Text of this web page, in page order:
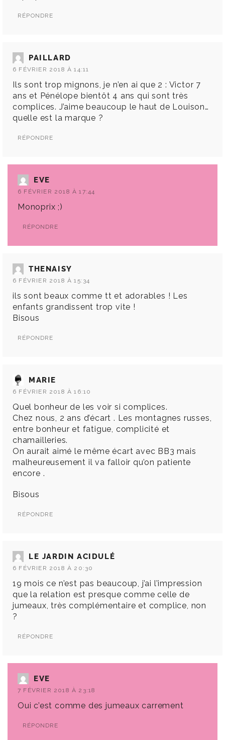
RÉPONDRE
PAILLARD
6 FÉVRIER 2018 À 14:11
Ils sont trop mignons, je n’en ai que 2 : Victor 7
ans et Pénélope bientôt 4 ans qui sont très
complices. J’aime beaucoup le haut de Louison…
quelle est la marque ?
RÉPONDRE
EVE
6 FÉVRIER 2018 À 17:44
Monoprix ;)
RÉPONDRE
THENAISY
6 FÉVRIER 2018 À 15:34
ils sont beaux comme tt et adorables ! Les
enfants grandissent trop vite !
Bisous
RÉPONDRE
MARIE
6 FÉVRIER 2018 À 16:10
Quel bonheur de les voir si complices.
Chez nous, 2 ans d’écart . Les montagnes russes,
entre bonheur et fatigue, complicité et
chamailleries.
On aurait aimé le même écart avec BB3 mais
malheureusement il va falloir qu’on patiente
encore .
Bisous
RÉPONDRE
LE JARDIN ACIDULÉ
6 FÉVRIER 2018 À 20:30
19 mois ce n’est pas beaucoup, j’ai l’impression
que la relation est presque comme celle de
jumeaux, très complémentaire et complice, non
?
RÉPONDRE
EVE
7 FÉVRIER 2018 À 23:18
Oui c’est comme des jumeaux carrement
RÉPONDRE